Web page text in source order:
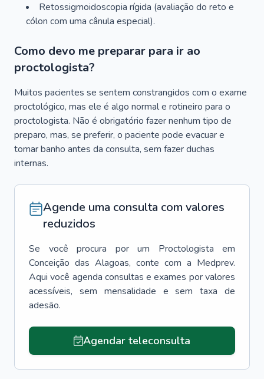
Retossigmoidoscopia rígida (avaliação do reto e
cólon com uma cânula especial).
Como devo me preparar para ir ao
proctologista?
Muitos pacientes se sentem constrangidos com o exame
proctológico, mas ele é algo normal e rotineiro para o
proctologista. Não é obrigatório fazer nenhum tipo de
preparo, mas, se preferir, o paciente pode evacuar e
tomar banho antes da consulta, sem fazer duchas
internas.
Agende uma consulta com valores
reduzidos
Se você procura por um Proctologista
em
Conceição das Alagoas, conte com a Medprev.
Aqui você agenda consultas e exames por valores
acessíveis, sem mensalidade e sem taxa de
adesão.
Agendar teleconsulta